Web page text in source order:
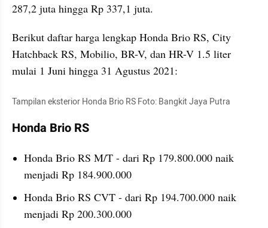
287,2 juta hingga Rp 337,1 juta.
Berikut daftar harga lengkap Honda Brio RS, City
Hatchback RS, Mobilio, BR-V, dan HR-V 1.5 liter
mulai 1 Juni hingga 31 Agustus 2021:
Tampilan eksterior Honda Brio RS Foto: Bangkit Jaya Putra
Honda Brio RS
Honda Brio RS M/T - dari Rp 179.800.000 naik
menjadi Rp 184.900.000
Honda Brio RS CVT - dari Rp 194.700.000 naik
menjadi Rp 200.300.000